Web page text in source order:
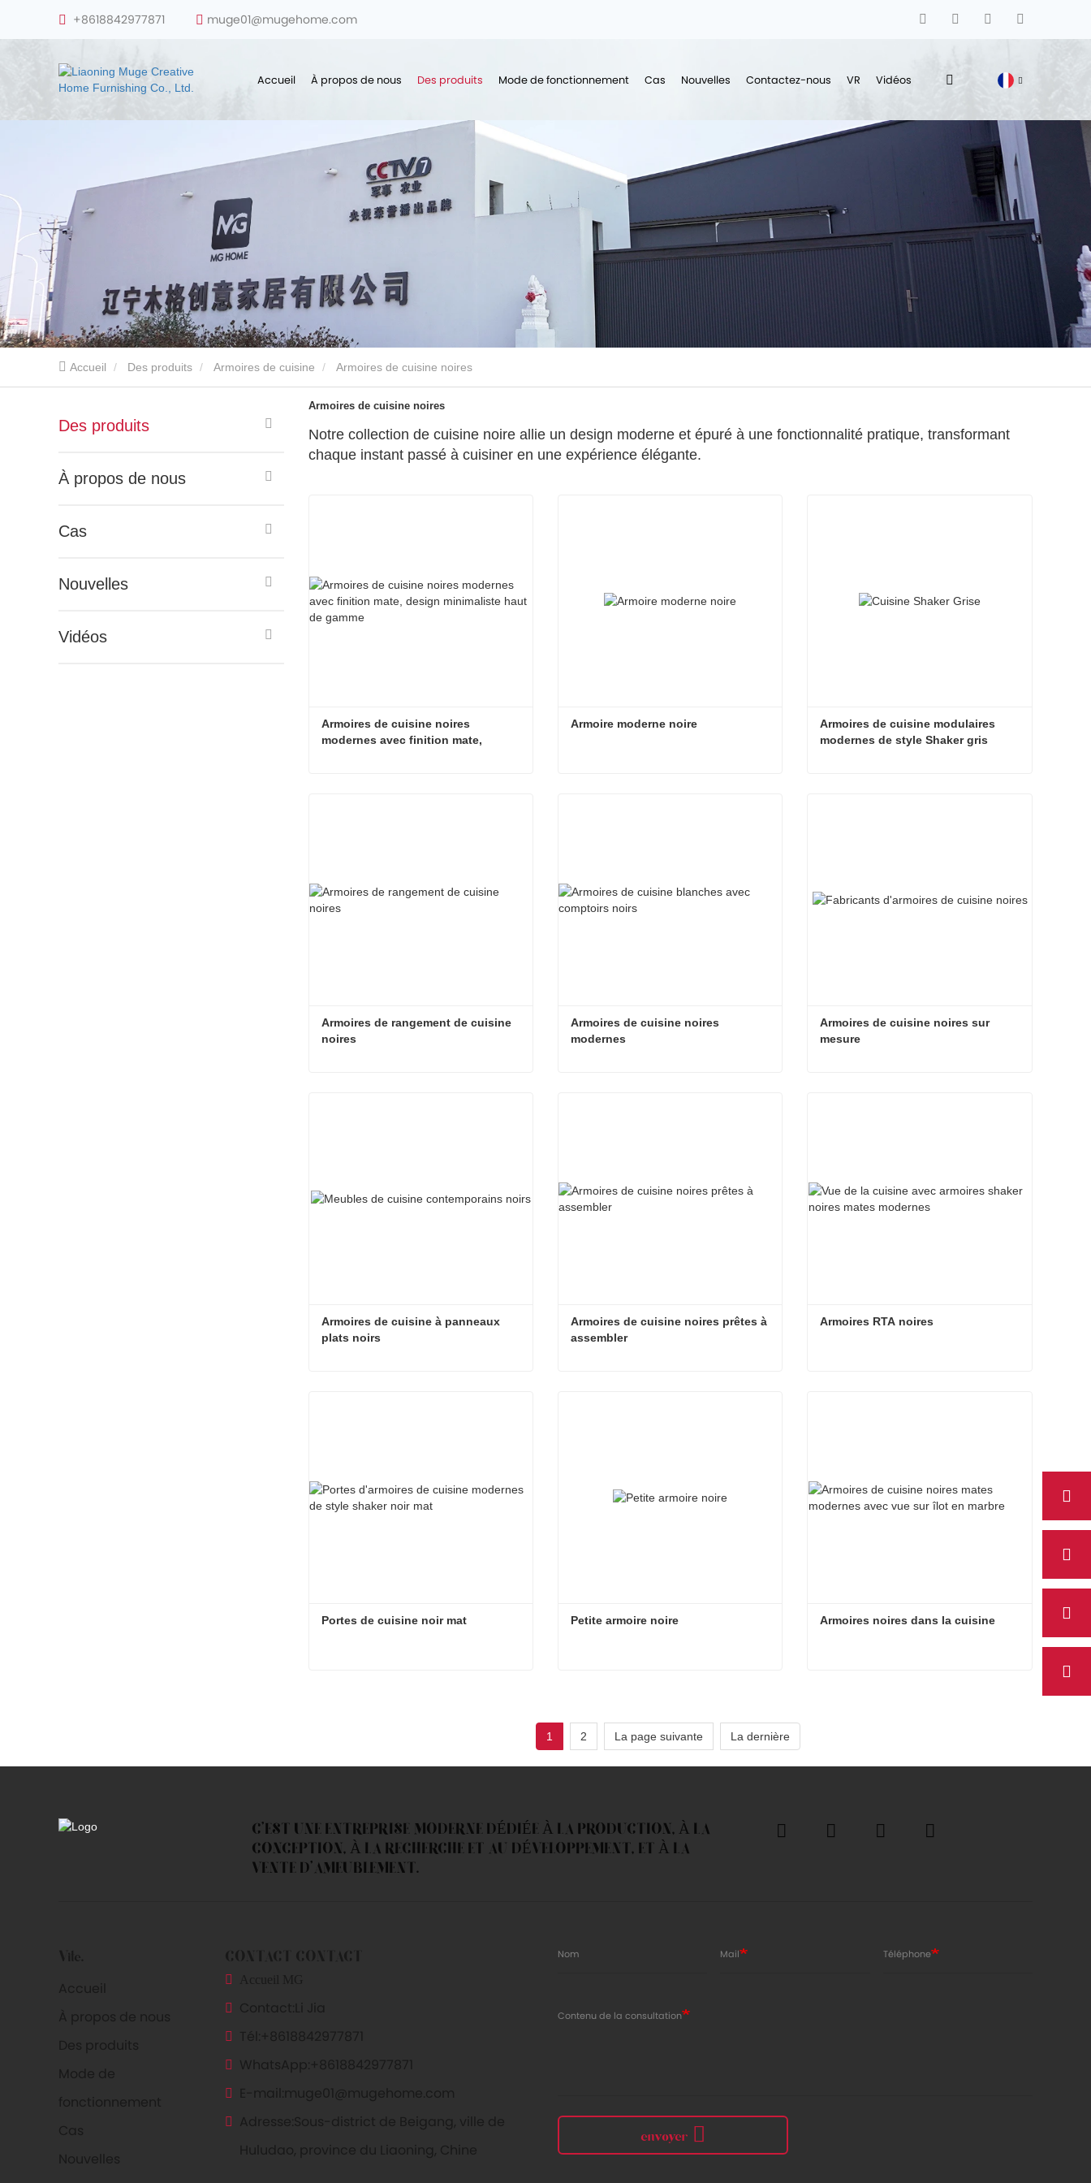
+8618842977871 muge01@mugehome.com
Accueil À propos de nous Des produits Mode de fonctionnement Cas Nouvelles Contactez-nous VR Vidéos
Accueil Des produits Armoires de cuisine Armoires de cuisine noires
Des produits
À propos de nous
Cas
Nouvelles
Vidéos
Armoires de cuisine noires
Notre collection de cuisine noire allie un design moderne et épuré à une fonctionnalité pratique, transformant
chaque instant passé à cuisiner en une expérience élégante.
Armoires de cuisine noires
modernes avec finition mate,
Armoire moderne noire
Armoires de cuisine modulaires
modernes de style Shaker gris
Armoires de rangement de cuisine
noires
Armoires de cuisine noires
modernes
Armoires de cuisine noires sur
mesure
Armoires de cuisine à panneaux
plats noirs
Armoires de cuisine noires prêtes à
assembler
Armoires RTA noires
Portes de cuisine noir mat Petite armoire noire Armoires noires dans la cuisine
1
2 La page suivante La dernière
C'EST UNE ENTREPRISE MODERNE DÉDIÉE À LA PRODUCTION, À LA
CONCEPTION, À LA RECHERCHE ET AU DÉVELOPPEMENT, ET À LA
VENTE D'AMEUBLEMENT.
Vite.
Accueil
À propos de nous
Des produits
Mode de
fonctionnement
Cas
Nouvelles
CONTACT CONTACT
Accueil MG
Contact:
Li Jia
Tél:
+8618842977871
WhatsApp:
+8618842977871
E-mail:
muge01@mugehome.com
Adresse: Sous-district de Beigang, ville de
Huludao, province du Liaoning, Chine
Nom Mail Téléphone
Contenu de la consultation
envoyer